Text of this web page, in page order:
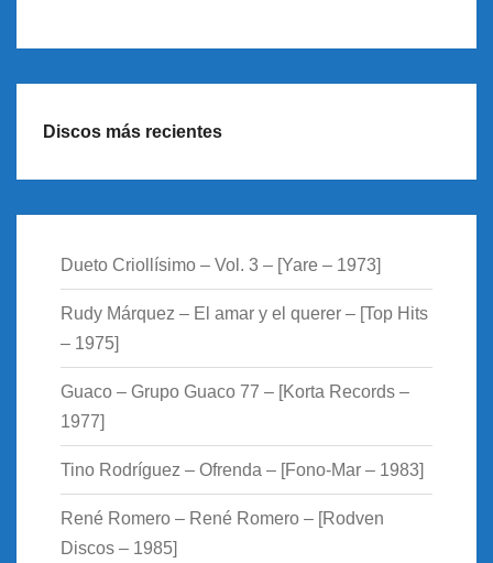
Discos más recientes
Dueto Criollísimo – Vol. 3 – [Yare – 1973]
Rudy Márquez – El amar y el querer – [Top Hits
– 1975]
Guaco – Grupo Guaco 77 – [Korta Records –
1977]
Tino Rodríguez – Ofrenda – [Fono-Mar – 1983]
René Romero – René Romero – [Rodven
Discos – 1985]